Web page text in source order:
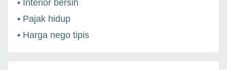
• Interior bersih
• Pajak hidup
• Harga nego tipis